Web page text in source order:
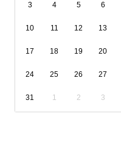
3 4 5 6
10 11 12 13
17 18 19 20
24 25 26 27
31 1 2 3